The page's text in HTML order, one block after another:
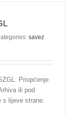
savez
Priopćenje
ili pod
s lijeve strane.